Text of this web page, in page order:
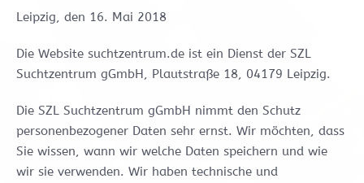
Leipzig, den 16. Mai 2018
Die Website suchtzentrum.de ist ein Dienst der SZL
Suchtzentrum gGmbH, Plautstraße 18, 04179 Leipzig.
Die SZL Suchtzentrum gGmbH nimmt den Schutz
personenbezogener Daten sehr ernst. Wir möchten, dass
Sie wissen, wann wir welche Daten speichern und wie
wir sie verwenden. Wir haben technische und